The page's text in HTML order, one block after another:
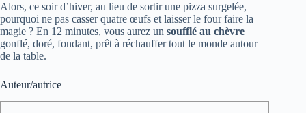
Alors, ce soir d’hiver, au lieu de sortir une pizza surgelée,
pourquoi ne pas casser quatre œufs et laisser le four faire la
magie ? En 12 minutes, vous aurez un soufflé au chèvre
gonflé, doré, fondant, prêt à réchauffer tout le monde autour
de la table.
Auteur/autrice